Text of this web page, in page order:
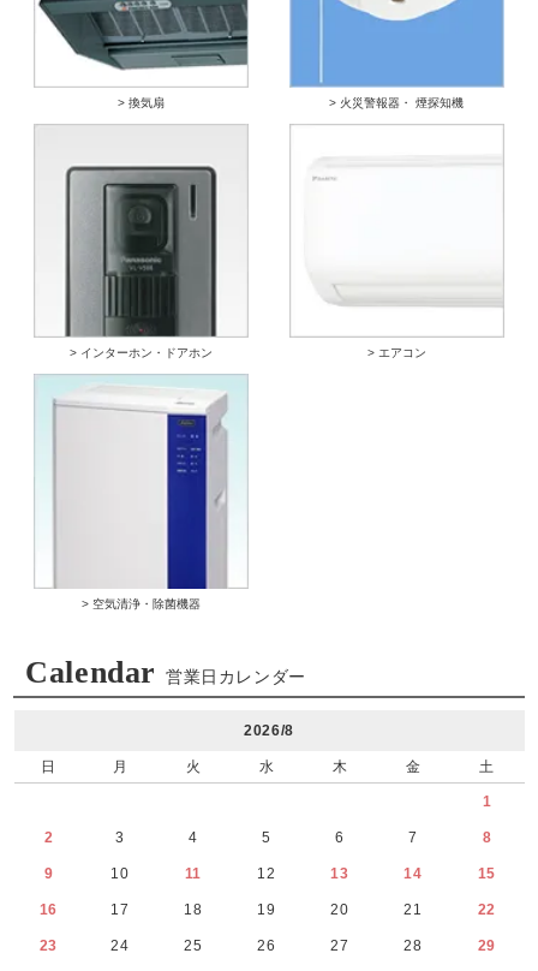
> 換気扇 > 火災警報器・ 煙探知機
> インターホン・ドアホン > エアコン
> 空気清浄・除菌機器
Calendar 営業日カレンダー
2026/8
日 月 火 水 木 金 土
1
2 3 4 5 6 7 8
9 10 11 12 13 14 15
16 17 18 19 20 21 22
23 24 25 26 27 28 29